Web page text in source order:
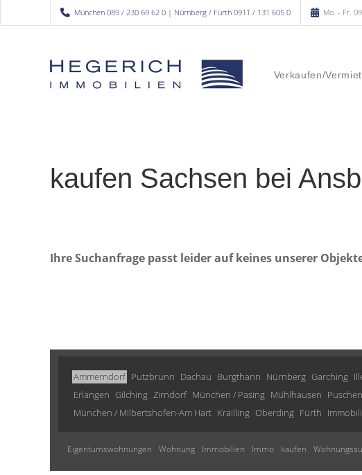
München 089 / 230 69 62 0 | Nürnberg / Fürth 0911 / 131 605 0 Mo. - Fr.
Verkaufen/
kaufen Sachsen bei
Ihre Suchanfrage passt leider auf keines unserer
Ammerndorf Putzbrunn Dachau Burgthann Nürnberg Garching
Erlangen Gilching Zirndorf München / Pasing Mühlhausen
München / Milbertshofen-Am Hart Krailling Oberding Fürth
Eigentumswohnungen Wohnung Immobilien Immo kaufen